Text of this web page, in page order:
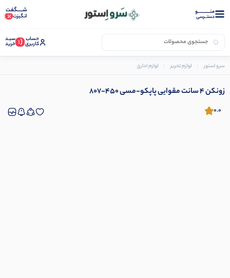
منــــــــــــو
دستــرسی
شـــــگفت
انگیزت
حساب
کاربری (: سبـد
خرید
سرو استور لوازم تحریر لوازم اداری
زونکن 4 سانت مقوایی پاپکو-مسی 450-807
0.0